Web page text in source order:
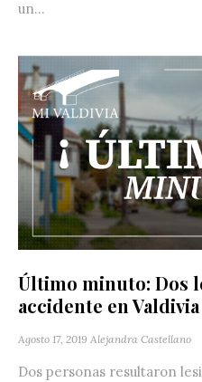
un...
Último minuto: Dos
accidente en Valdivia
Agosto 17, 2019 Alejandra Castellano
Dos personas resultaron